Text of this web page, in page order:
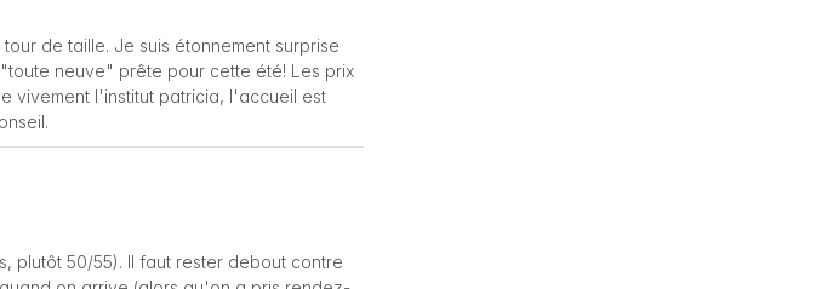
de taille. Je suis étonnement surprise
neuve" prête pour cette été! Les prix
vivement l'institut patricia, l'accueil est
plutôt 50/55). Il faut rester debout contre